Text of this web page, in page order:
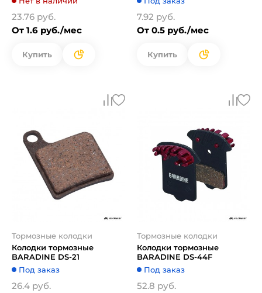
23.76 руб.
От 1.6 руб./мес
Купить
7.92 руб.
От 0.5 руб./мес
Купить
Тормозные колодки
Колодки тормозные
BARADINE DS-21
Под заказ
26.4 руб.
Тормозные колодки
Колодки тормозные
BARADINE DS-44F
Под заказ
52.8 руб.